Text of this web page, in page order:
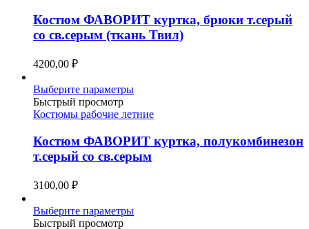
вариаций.
Опции
можно
товара.
Костюм ФАВОРИТ куртка, брюки т.серый
со св.серым (ткань Твил)
4200,00 ₽
Выберите параметрыЭтот
имеет
вариаций.
Опции
можно
товара.
Быстрый просмотр
Костюмы рабочие летние
Костюм ФАВОРИТ куртка, полукомбинезон
т.серый со св.серым
3100,00 ₽
Выберите параметрыЭтот
Быстрый просмотр